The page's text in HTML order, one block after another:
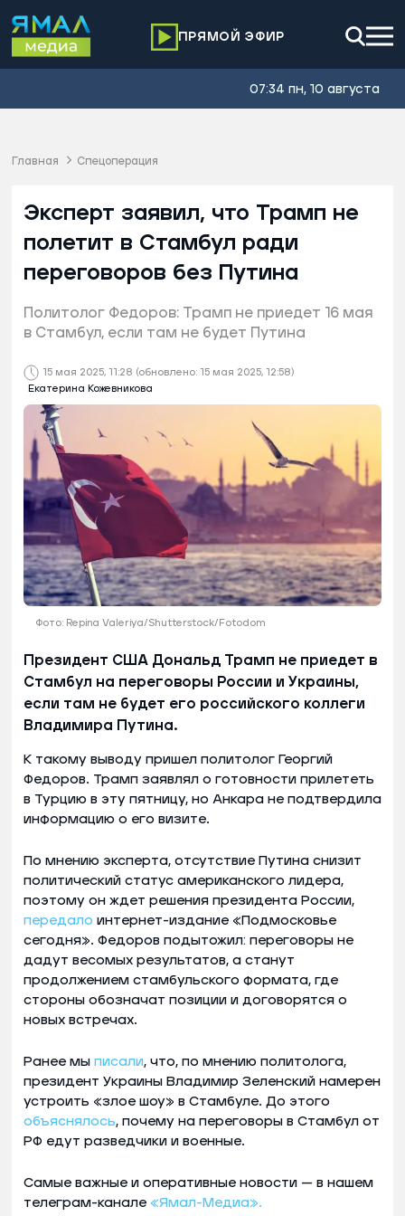
ПРЯМОЙ ЭФИР
07:34 пн, 10 августа
Главная Спецоперация
15 мая 2025, 11:28 (обновлено: 15 мая 2025, 12:58)
Екатерина Кожевникова
Эксперт заявил, что Трамп не
полетит в Стамбул ради
переговоров без Путина
Политолог Федоров: Трамп не приедет 16 мая
в Стамбул, если там не будет Путина
Фото: Repina Valeriya/Shutterstock/Fotodom
Президент США Дональд Трамп не приедет в
Стамбул на переговоры России и Украины,
если там не будет его российского коллеги
Владимира Путина.
К такому выводу пришел политолог Георгий
Федоров. Трамп заявлял о готовности прилететь
в Турцию в эту пятницу, но Анкара не подтвердила
информацию о его визите.
По мнению эксперта, отсутствие Путина снизит
политический статус американского лидера,
поэтому он ждет решения президента России,
передало интернет-издание «Подмосковье
сегодня». Федоров подытожил: переговоры не
дадут весомых результатов, а станут
продолжением стамбульского формата, где
стороны обозначат позиции и договорятся о
новых встречах.
Ранее мы писали, что, по мнению политолога,
президент Украины Владимир Зеленский намерен
устроить «злое шоу» в Стамбуле. До этого
объяснялось, почему на переговоры в Стамбул от
РФ едут разведчики и военные.
Самые важные и оперативные новости — в нашем
телеграм-канале «Ямал-Медиа».